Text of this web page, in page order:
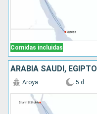
Comidas incluidas
ARABIA SAUDÍ, EGIPTO
Aroya 5 d